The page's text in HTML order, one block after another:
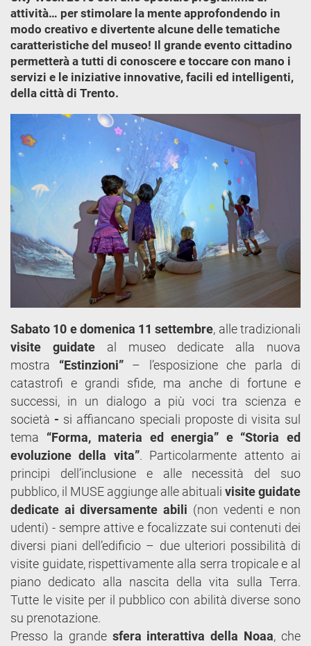
attività… per stimolare la mente approfondendo in
modo creativo e divertente alcune delle tematiche
caratteristiche del museo! Il grande evento cittadino
permetterà a tutti di conoscere e toccare con mano i
servizi e le iniziative innovative, facili ed intelligenti,
della città di Trento.
Sabato 10 e domenica 11 settembre, alle tradizionali
visite guidateal museo dedicate alla nuova
mostra “Estinzioni” – l’esposizione che parla di
catastrofi e grandi sfide, ma anche di fortune e
successi, in un dialogo a più voci tra scienza e
società - si affiancano speciali proposte di visita sul
tema “Forma, materia ed energia” e “Storia ed
evoluzione della vita”. Particolarmente attento ai
principi dell’inclusione e alle necessità del suo
pubblico, il MUSE aggiunge alle abituali visite guidate
dedicate ai diversamente abili (non vedenti e non
udenti) - sempre attive e focalizzate sui contenuti dei
diversi piani dell’edificio – due ulteriori possibilità di
visite guidate, rispettivamente alla serra tropicale e al
piano dedicato alla nascita della vita sulla Terra.
Tutte le visite per il pubblico con abilità diverse sono
su prenotazione.
Presso la grande sfera interattiva della Noaa, che